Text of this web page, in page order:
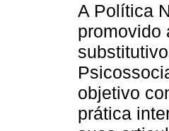
A Política
promovido
objetivo
prática